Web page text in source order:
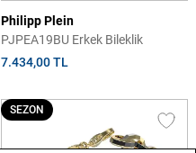
Philipp Plein
PJPEA19BU Erkek Bileklik
7.434,00 TL
SEZON